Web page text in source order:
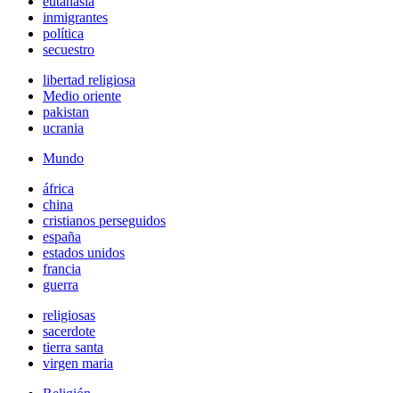
inmigrantes
política
secuestro
libertad religiosa
Medio oriente
pakistan
ucrania
Mundo
áfrica
china
cristianos perseguidos
españa
estados unidos
francia
guerra
religiosas
sacerdote
tierra santa
virgen maria